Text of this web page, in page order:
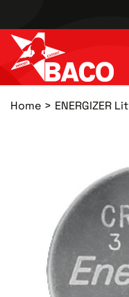
Home ENERGIZER